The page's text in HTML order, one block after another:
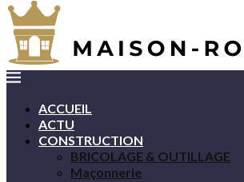
ACCUEIL
ACTU
CONSTRUCTION
BRICOLAGE & OUTILLAGE
Maçonnerie